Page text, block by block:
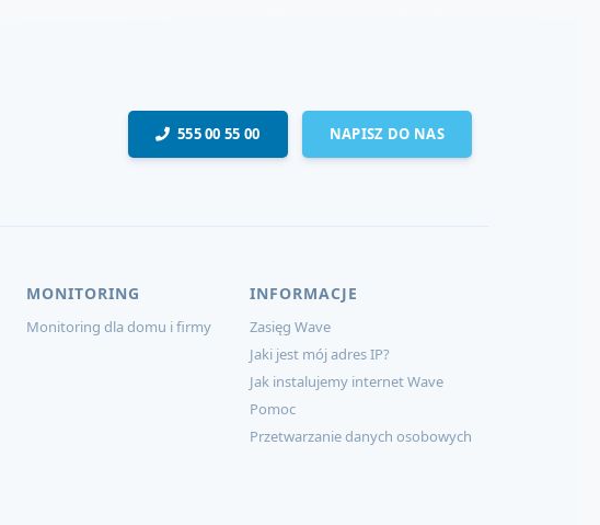
555 00 55 00 NAPISZ DO NAS
MONITORING
Monitoring dla domu i firmy
INFORMACJE
Zasięg Wave
Jaki jest mój adres IP?
Jak instalujemy internet Wave
Pomoc
Przetwarzanie danych osobowych